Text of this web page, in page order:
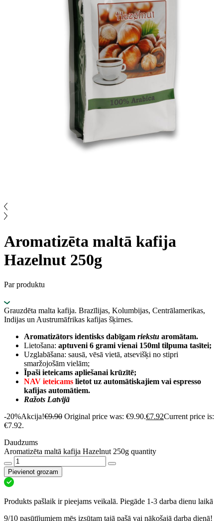
Aromatizēta maltā kafija
Hazelnut 250g
Par produktu
Grauzdēta malta kafija. Brazīlijas, Kolumbijas, Centrālamerikas,
Indijas un Austrumāfrikas kafijas šķirnes.
Aromatizātors identisks dabīgam riekstu aromātam.
Lietošana: aptuveni 6 grami vienai 150ml tilpuma tasītei;
Uzglabāšana: sausā, vēsā vietā, atsevišķi no stipri
smaržojošām vielām;
Īpaši ieteicams apliešanai krūzītē;
NAV ieteicams lietot uz automātiskajiem vai espresso
kafijas automātiem.
Ražots Latvijā
-20%Akcija!€9.90 Original price was: €9.90.€7.92Current price is:
€7.92.
Daudzums
Aromatizēta maltā kafija Hazelnut 250g quantity
Pievienot grozam
Produkts pašlaik ir pieejams veikalā. Piegāde 1-3 darba dienu laikā
9/10 pasūtījumiem mēs izsūtam tajā pašā vai nākošajā darba dienā!